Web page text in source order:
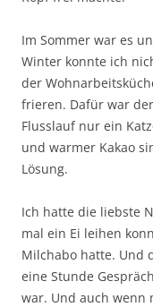
Im Sommer war es
Winter konnte ich
der
frieren. Dafür war
Flusslauf nur ein
und warmer Kakao
Lösung.
Ich hatte die liebste
mal ein Ei leihen
Milchabo hatte. Und
eine Stunde
war. Und auch wenn